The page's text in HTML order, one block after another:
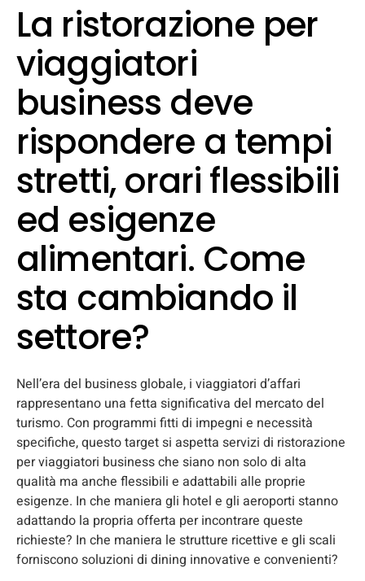
La ristorazione per
viaggiatori
business deve
rispondere a tempi
stretti, orari flessibili
ed esigenze
alimentari. Come
sta cambiando il
settore?
Nell’era del business globale, i viaggiatori d’affari
rappresentano una fetta significativa del mercato del
turismo. Con programmi fitti di impegni e necessità
specifiche, questo target si aspetta servizi di ristorazione
per viaggiatori business che siano non solo di alta
qualità ma anche flessibili e adattabili alle proprie
esigenze. In che maniera gli hotel e gli aeroporti stanno
adattando la propria offerta per incontrare queste
richieste? In che maniera le strutture ricettive e gli scali
forniscono soluzioni di dining innovative e convenienti?